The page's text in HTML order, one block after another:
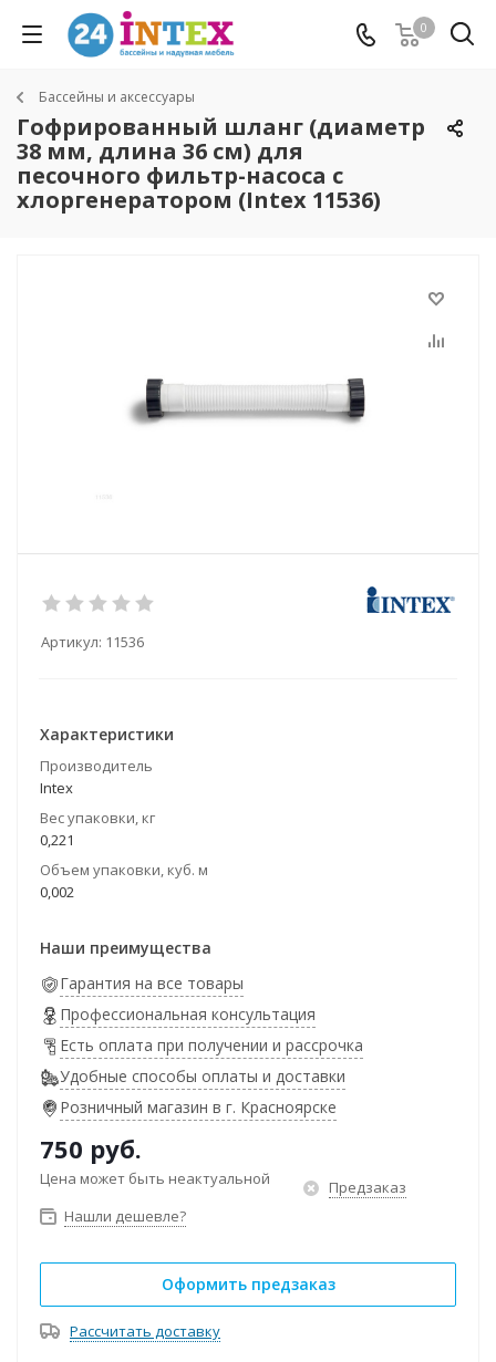
0
Бассейны и аксессуары
Гофрированный шланг (диаметр
38 мм, длина 36 см) для
песочного фильтр-насоса с
хлоргенератором (Intex 11536)
Артикул: 11536
Характеристики
Производитель
Intex
Вес упаковки, кг
0,221
Объем упаковки, куб. м
0,002
Наши преимущества
Гарантия на все товары
Профессиональная консультация
Есть оплата при получении и рассрочка
Удобные способы оплаты и доставки
Розничный магазин в г. Красноярске
750 руб.
Цена может быть неактуальной
Предзаказ
Нашли дешевле?
Оформить предзаказ
Рассчитать доставку